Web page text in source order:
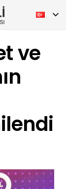
ve